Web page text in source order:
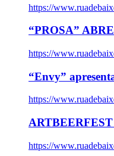
https://
“PROSA”
https://
“Envy”
https://
ARTBEERFEST
https://